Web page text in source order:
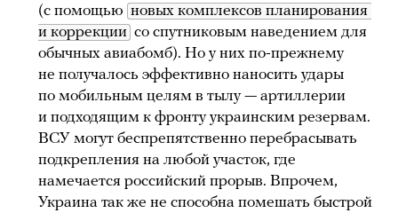
(с помощью новых комплексов планирования
и коррекции со спутниковым наведением для
обычных авиабомб). Но у них по-прежнему
не получалось эффективно наносить удары
по мобильным целям в тылу — артиллерии
и подходящим к фронту украинским резервам.
ВСУ могут беспрепятственно перебрасывать
подкрепления на любой участок, где
намечается российский прорыв. Впрочем,
Украина так же не способна помешать быстрой